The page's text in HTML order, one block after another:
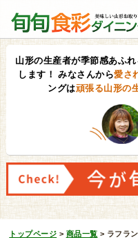
山形の生産者が季節感あふ
します！ みなさんから愛さ
ングは頑張る山形の
トップページ > 商品一覧 > ラフラ